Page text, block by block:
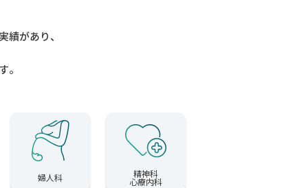
があり、
。
婦人科 精神科
心療内科